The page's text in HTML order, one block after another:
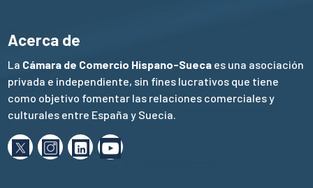
Acerca de
La Cámara de Comercio Hispano-Sueca es una asociación
privada e independiente, sin fines lucrativos que tiene
como objetivo fomentar las relaciones comerciales y
culturales entre España y Suecia.